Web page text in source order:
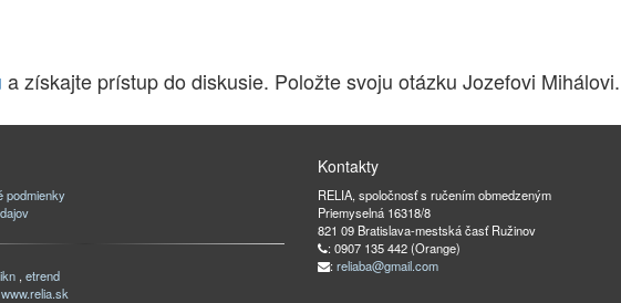
a získajte prístup do diskusie. Položte svoju otázku Jozefovi Mihálovi.
podmienky
, etrend
www.relia.sk
Kontakty
RELIA, spoločnosť s ručením obmedzeným
Priemyselná 16318/8
821 09 Bratislava-mestská časť Ružinov
: 0907 135 442 (Orange)
: reliaba@gmail.com